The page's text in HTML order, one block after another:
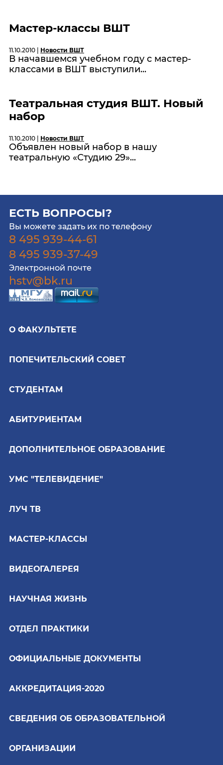
Мастер-классы ВШТ
11.10.2010 | Новости ВШТ
В начавшемся учебном году с мастер-
классами в ВШТ выступили...
Театральная студия ВШТ. Новый
набор
11.10.2010 | Новости ВШТ
Объявлен новый набор в нашу
театральную «Студию 29»...
ЕСТЬ ВОПРОСЫ?
Вы можете задать их по телефону
8 495 939-44-61
8 495 939-37-49
Электронной почте
hstv@bk.ru
О ФАКУЛЬТЕТЕ
ПОПЕЧИТЕЛЬСКИЙ СОВЕТ
СТУДЕНТАМ
АБИТУРИЕНТАМ
ДОПОЛНИТЕЛЬНОЕ ОБРАЗОВАНИЕ
УМС "ТЕЛЕВИДЕНИЕ"
ЛУЧ ТВ
МАСТЕР-КЛАССЫ
ВИДЕОГАЛЕРЕЯ
НАУЧНАЯ ЖИЗНЬ
ОТДЕЛ ПРАКТИКИ
ОФИЦИАЛЬНЫЕ ДОКУМЕНТЫ
АККРЕДИТАЦИЯ-2020
СВЕДЕНИЯ ОБ ОБРАЗОВАТЕЛЬНОЙ
ОРГАНИЗАЦИИ